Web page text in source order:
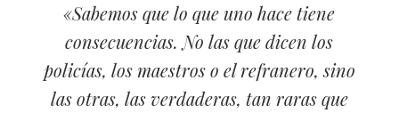
«Sabemos que lo que uno hace tiene
consecuencias. No las que dicen los
policías, los maestros o el refranero, sino
las otras, las verdaderas, tan raras que